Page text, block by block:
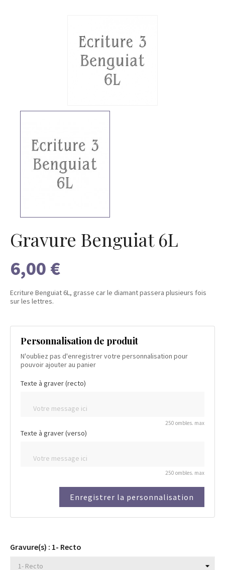
Gravure Benguiat 6L
6,00 €
Ecriture Benguiat 6L, grasse car le diamant passera plusieurs fois
sur les lettres.
Personnalisation de produit
N'oubliez pas d'enregistrer votre personnalisation pour
pouvoir ajouter au panier
Texte à graver (recto)
250 ombles. max
Texte à graver (verso)
250 ombles. max
Enregistrer la personnalisation
Gravure(s) : 1- Recto